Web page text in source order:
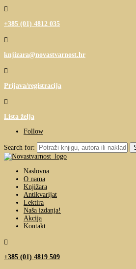

+385 (01) 4812 035

knjizara@novastvarnost.hr

Prijava/registracija

Lista želja
Follow
Search for:
Naslovna
O nama
Knjižara
Antikvarijat
Lektira
Naša izdanja!
Akcija
Kontakt

+385 (01) 4819 509